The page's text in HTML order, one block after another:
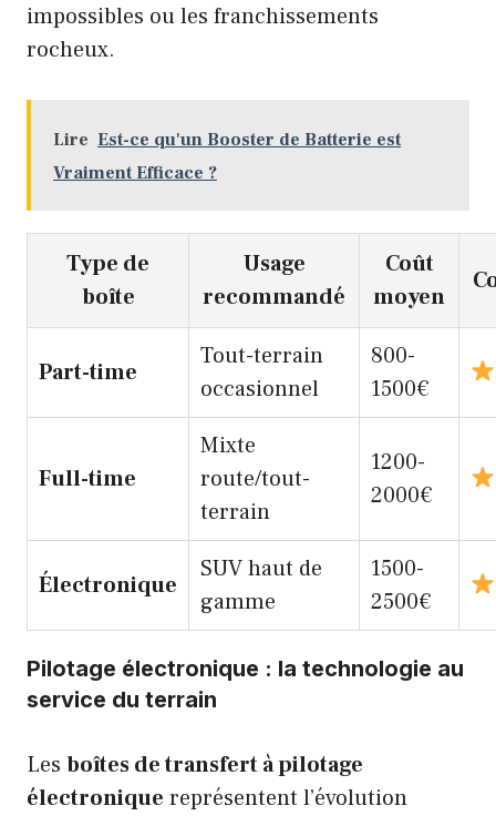
impossibles ou les franchissements
rocheux.
Lire Est-ce qu'un Booster de Batterie est
Vraiment Efficace ?
Type de
boîte
Usage
recommandé
Coût
moyen
Part-time
Tout-terrain
occasionnel
800-
1500€
Full-time
Mixte
route/tout-
terrain
1200-
2000€
Électronique
SUV haut de
gamme
1500-
2500€
Pilotage électronique : la technologie au
service du terrain
Les boîtes de transfert à pilotage
électronique représentent l’évolution